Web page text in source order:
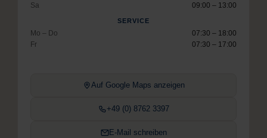
Sa
09:00 – 13:00
SERVICE
Mo – Do
07:30 – 18:00
Fr
07:30 – 17:00
Auf Google Maps anzeigen
+49 (0) 8762 3397
E-Mail schreiben